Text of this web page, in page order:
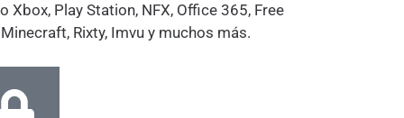
Xbox, Play Station, NFX, Office 365, Free
Rixty, Imvu y muchos más.